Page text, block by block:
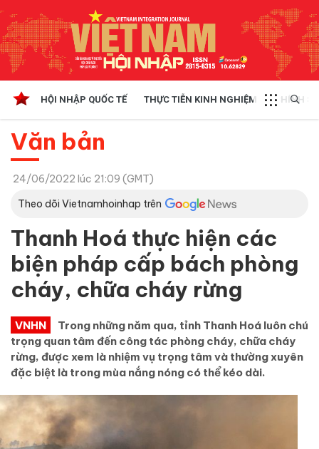
HỘI NHẬP QUỐC TẾ THỰC TIỄN KINH NGHIỆM CHÍNH
Văn bản
24/06/2022 lúc 21:09 (GMT)
Theo dõi Vietnamhoinhap trên
Thanh Hoá thực hiện các
biện pháp cấp bách phòng
cháy, chữa cháy rừng
VNHN
Trong những năm qua, tỉnh Thanh Hoá luôn chú
trọng quan tâm đến công tác phòng cháy, chữa cháy
rừng, được xem là nhiệm vụ trọng tâm và thường xuyên
đặc biệt là trong mùa nắng nóng có thể kéo dài.